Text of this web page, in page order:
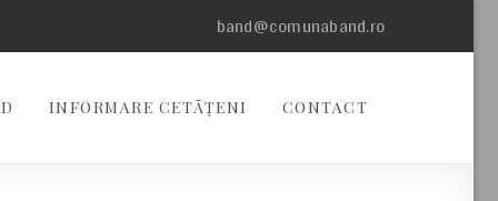
band@comunaband.ro
INFORMARE CETĂȚENI CONTACT